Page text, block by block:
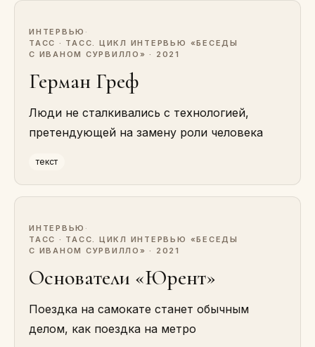
ИНТЕРВЬЮ ·
ТАСС · ТАСС. ЦИКЛ ИНТЕРВЬЮ «БЕСЕДЫ
С ИВАНОМ СУРВИЛЛО» · 2021
Герман Греф
Люди не сталкивались с технологией,
претендующей на замену роли человека
текст
ИНТЕРВЬЮ ·
ТАСС · ТАСС. ЦИКЛ ИНТЕРВЬЮ «БЕСЕДЫ
С ИВАНОМ СУРВИЛЛО» · 2021
Основатели «Юрент»
Поездка на самокате станет обычным
делом, как поездка на метро